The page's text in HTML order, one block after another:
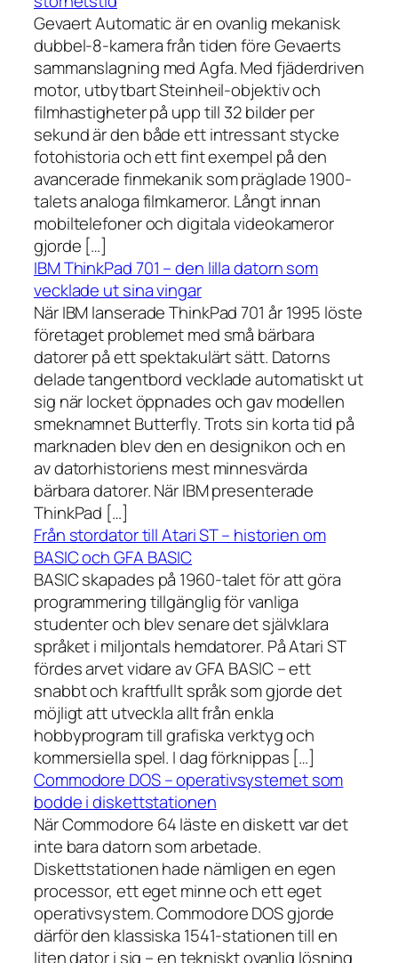
Gevaert Automatic är en ovanlig mekanisk
dubbel-8-kamera från tiden före Gevaerts
sammanslagning med Agfa. Med fjäderdriven
motor, utbytbart Steinheil-objektiv och
filmhastigheter på upp till 32 bilder per
sekund är den både ett intressant stycke
fotohistoria och ett fint exempel på den
avancerade finmekanik som präglade 1900-
talets analoga filmkameror. Långt innan
mobiltelefoner och digitala videokameror
gjorde […]
IBM ThinkPad 701 – den lilla datorn som
vecklade ut sina vingar
När IBM lanserade ThinkPad 701 år 1995 löste
företaget problemet med små bärbara
datorer på ett spektakulärt sätt. Datorns
delade tangentbord vecklade automatiskt ut
sig när locket öppnades och gav modellen
smeknamnet Butterfly. Trots sin korta tid på
marknaden blev den en designikon och en
av datorhistoriens mest minnesvärda
bärbara datorer. När IBM presenterade
ThinkPad […]
Från stordator till Atari ST – historien om
BASIC och GFA BASIC
BASIC skapades på 1960-talet för att göra
programmering tillgänglig för vanliga
studenter och blev senare det självklara
språket i miljontals hemdatorer. På Atari ST
fördes arvet vidare av GFA BASIC – ett
snabbt och kraftfullt språk som gjorde det
möjligt att utveckla allt från enkla
hobbyprogram till grafiska verktyg och
kommersiella spel. I dag förknippas […]
Commodore DOS – operativsystemet som
bodde i diskettstationen
När Commodore 64 läste en diskett var det
inte bara datorn som arbetade.
Diskettstationen hade nämligen en egen
processor, ett eget minne och ett eget
operativsystem. Commodore DOS gjorde
därför den klassiska 1541-stationen till en
liten dator i sig – en tekniskt ovanlig lösning